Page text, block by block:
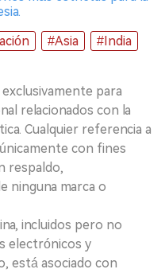
#Asia #India
para
relacionados con la
Cualquier referencia a
con fines
respaldo,
ninguna marca o
incluidos pero no
electrónicos y
está asociado con